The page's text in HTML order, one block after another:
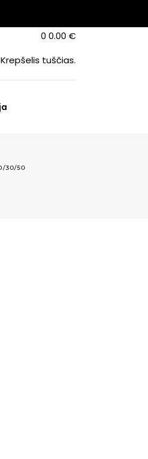
0 0.00 €
Krepšelis tuščias.
30/50